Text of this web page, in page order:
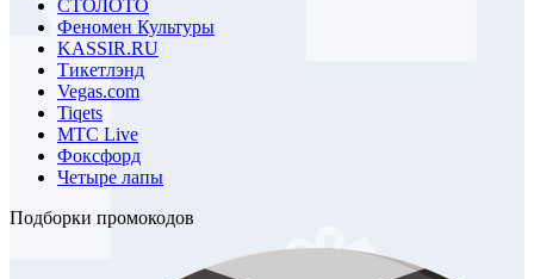
СТОЛОТО
Феномен Культуры
KASSIR.RU
Тикетлэнд
Vegas.com
Tiqets
МТС Live
Фоксфорд
Четыре лапы
Подборки промокодов